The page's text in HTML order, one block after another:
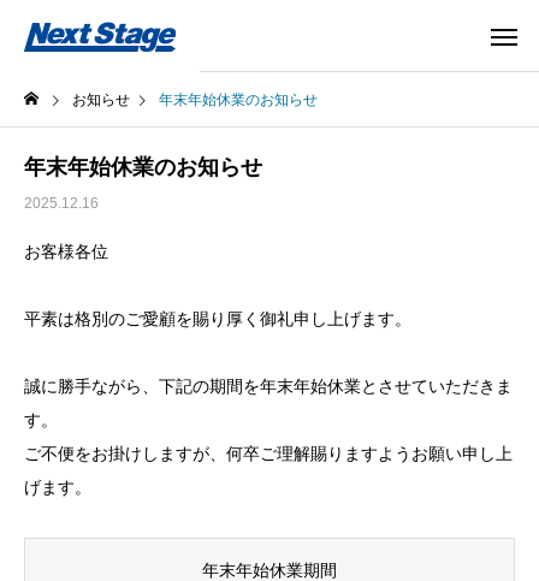
お知らせ 年末年始休業のお知らせ
年末年始休業のお知らせ
2025.12.16
お客様各位
平素は格別のご愛顧を賜り厚く御礼申し上げます。
誠に勝手ながら、下記の期間を年末年始休業とさせていただきま
す。
ご不便をお掛けしますが、何卒ご理解賜りますようお願い申し上
げます。
年末年始休業期間